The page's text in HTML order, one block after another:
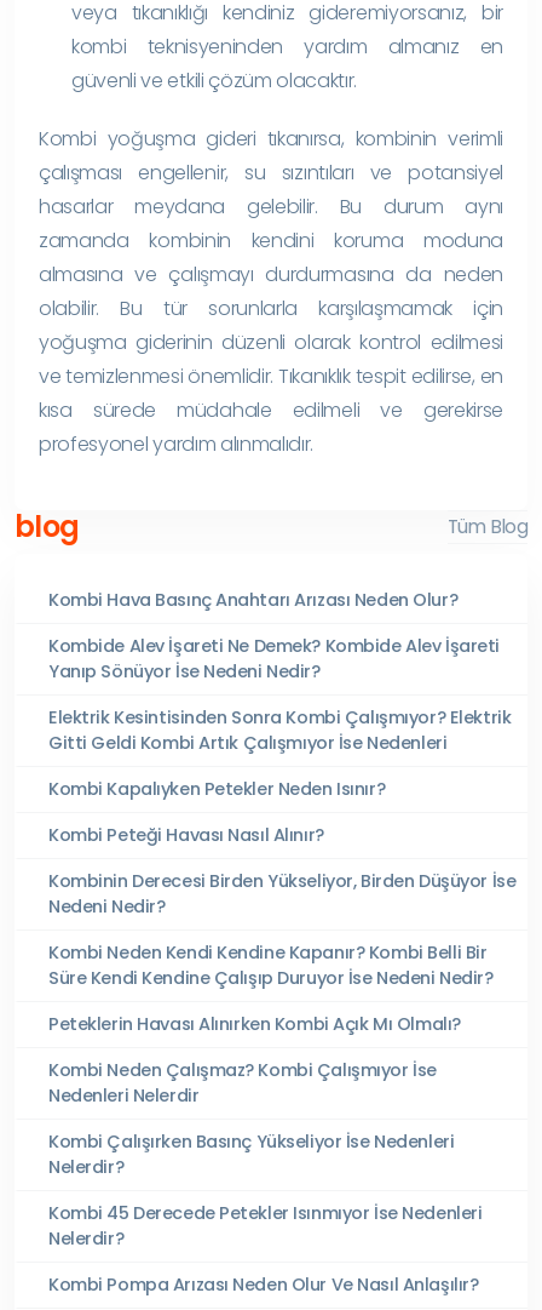
veya tıkanıklığı kendiniz gideremiyorsanız, bir
kombi teknisyeninden yardım almanız en
güvenli ve etkili çözüm olacaktır.
Kombi yoğuşma gideri tıkanırsa, kombinin verimli
çalışması engellenir, su sızıntıları ve potansiyel
hasarlar meydana gelebilir. Bu durum aynı
zamanda kombinin kendini koruma moduna
almasına ve çalışmayı durdurmasına da neden
olabilir. Bu tür sorunlarla karşılaşmamak için
yoğuşma giderinin düzenli olarak kontrol edilmesi
ve temizlenmesi önemlidir. Tıkanıklık tespit edilirse, en
kısa sürede müdahale edilmeli ve gerekirse
profesyonel yardım alınmalıdır.
blog Tüm Blog
Kombi Hava Basınç Anahtarı Arızası Neden Olur?
Kombide Alev İşareti Ne Demek? Kombide Alev İşareti
Yanıp Sönüyor İse Nedeni Nedir?
Elektrik Kesintisinden Sonra Kombi Çalışmıyor? Elektrik
Gitti Geldi Kombi Artık Çalışmıyor İse Nedenleri
Kombi Kapalıyken Petekler Neden Isınır?
Kombi Peteği Havası Nasıl Alınır?
Kombinin Derecesi Birden Yükseliyor, Birden Düşüyor İse
Nedeni Nedir?
Kombi Neden Kendi Kendine Kapanır? Kombi Belli Bir
Süre Kendi Kendine Çalışıp Duruyor İse Nedeni Nedir?
Peteklerin Havası Alınırken Kombi Açık Mı Olmalı?
Kombi Neden Çalışmaz? Kombi Çalışmıyor İse
Nedenleri Nelerdir
Kombi Çalışırken Basınç Yükseliyor İse Nedenleri
Nelerdir?
Kombi 45 Derecede Petekler Isınmıyor İse Nedenleri
Nelerdir?
Kombi Pompa Arızası Neden Olur Ve Nasıl Anlaşılır?